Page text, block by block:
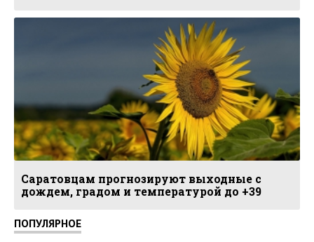
Саратовцам прогнозируют выходные с
дождем, градом и температурой до +39
ПОПУЛЯРНОЕ